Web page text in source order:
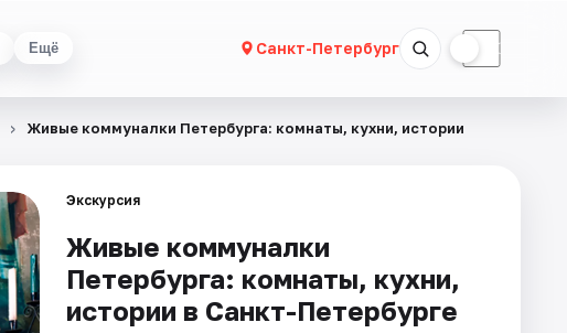
Ещё Санкт-Петербург ☾
Живые коммуналки Петербурга: комнаты, кухни, истории
Экскурсия
Живые коммуналки
Петербурга: комнаты, кухни,
истории в Санкт-Петербурге